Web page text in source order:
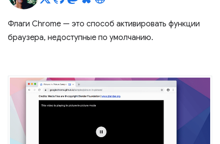
Флаги Chrome — это способ активировать функции
браузера, недоступные по умолчанию.